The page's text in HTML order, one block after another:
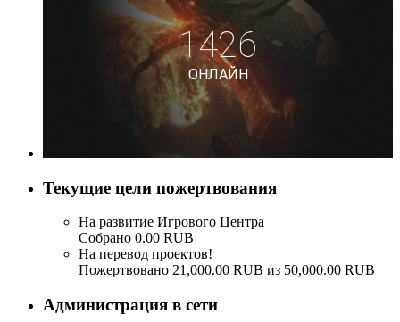
Текущие цели пожертвования
На развитие Игрового Центра
Собрано 0.00 RUB
На перевод проектов!
Пожертвовано 21,000.00 RUB из 50,000.00 RUB
Администрация в сети